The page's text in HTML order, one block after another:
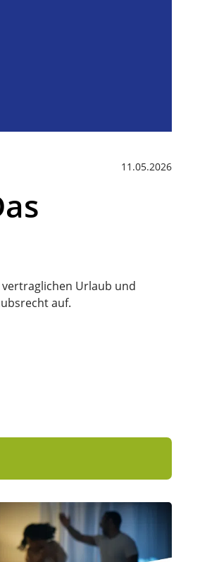
11.05.2026
Urlaub und
auf.